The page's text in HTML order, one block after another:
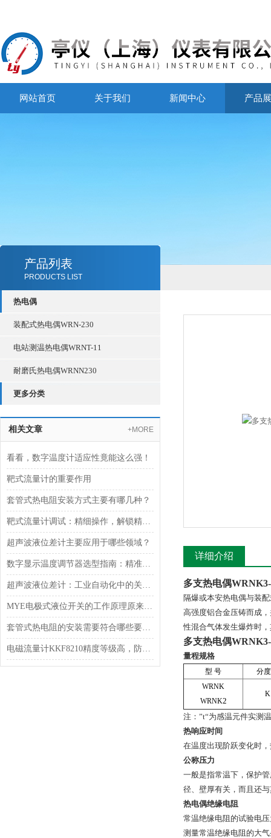
网站首页 关于我们 新闻中心 产品
产品列表
PRODUCTS LIST
热电偶
装配式热电偶WRN-230
电站测温热电偶WRNT-11
耐磨氏热电偶WRNN230
更多分类
相关文章 +MORE
看看，数字温度计适应性竟能这么强！
靶式流量计的重要作用
套管式热电阻安装方式主要有哪几种？
靶式流量计调试：精细操作，解锁精准计量
超声波液位差计主要应用于哪些领域？
数字显示温度调节器选型指南：精准控温，适配全场景工业需求
超声波液位差计：工业自动化中的关键测量设备
MYE电极式液位开关的工作原理原来是这样的
套管式热电阻的安装需要符合哪些要求？
电磁流量计KKF8210精度等级高，防护效果好！
详细介绍
多支热电偶
隔爆或本安热电偶与装
高强度铝合金压铸而成
性混合气体发生爆炸时
多支热电偶
量程规格
型 号
分
WRNK
WRNK2
K
注：”t“为感温元件实测
热响应时间
在温度出现阶跃变化时
公称压力
一般是指常温下，保护
径、壁厚有关，而且还
热电偶绝缘电阻
常温绝缘电阻的试验电
测量常温绝缘电阻的大